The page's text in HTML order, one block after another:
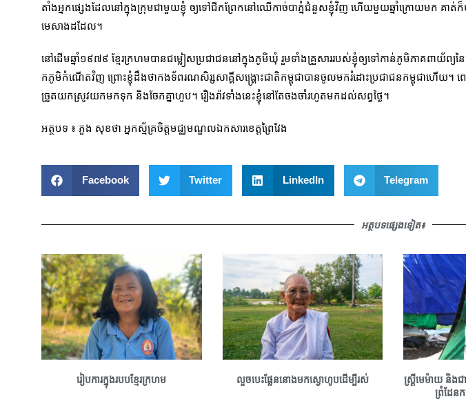
តាំងអ្នកផ្សេងដែលនៅក្នុងក្រុមជាមួយខ្ញុំ ឲ្យទៅជីកព្រែកនៅឈើកាច់បាភ្នំជំនួសខ្ញុំវិញ ហើយមួយឆ្នាំក្រោយមក គា
មេសាងដដែល។
នៅដើមឆ្នាំ១៩៧៩ ខ្មែរក្រហមបានជម្លៀសប្រជាជននៅក្នុងភូមិឃុំ រួមទាំងគ្រួសាររបស់ខ្ញុំឲ្យទៅកាន់ភូមិភាគពាយ័ព្យន
កភូមិកំណើតវិញ ព្រោះខ្ញុំដឹងថាកងទ័ពរណសិរ្សសាគ្គីសង្រ្គោះជាតិកម្ពុជាបានចូលមករំដោះប្រជាជនកម្ពុជាហើយ។ ពេ
ច្រូតយកស្រូវយកមកទុក និងចែកគ្នាហូប។ រឿងរ៉ាវទាំងនេះខ្ញុំនៅតែចងចាំរហូតមកដល់សព្វថ្ងៃ។
អត្ថបទ ៖ ភួង សុខថា អ្នកស្ម័គ្រចិត្តមជ្ឈមណ្ឌលឯកសារខេត្តព្រៃវែង
Facebook Twitter LinkedIn Telegram
អត្ថបទផ្សេងទៀត៖
រៀបការក្នុងរបបខ្មែរក្រហម លួចបេះផ្លែននោងមកស្ងោហូបដើម្បីរស់
ស្រ្តីមេម៉ាយ និង
ព្រំដែន